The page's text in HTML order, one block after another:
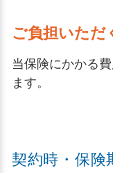
ご負担いただ
当保険にかかる
ます。
契約時・保険